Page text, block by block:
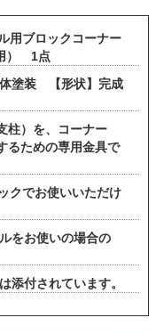
ブロックコーナー
） 1点
塗装 【形状】完成
柱）を、コーナー
るための専用金具で
クでお使いいただけ
をお使いの場合の
添付されています。